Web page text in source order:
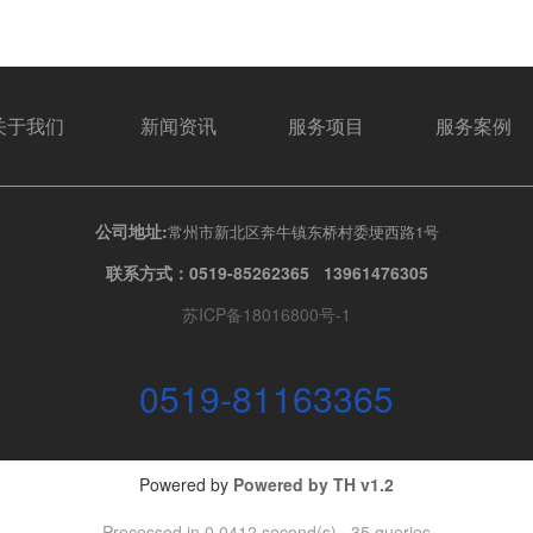
于我们 新闻资讯 服务项目 服务案例
公司地址:常州市新北区奔牛镇东桥村委埂西路1号
联系方式：0519-85262365 13961476305
苏ICP备18016800号-1
0519-81163365
Powered by Powered by TH v1.2